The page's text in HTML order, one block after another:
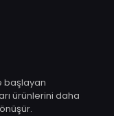
başlayan
ürünlerini daha